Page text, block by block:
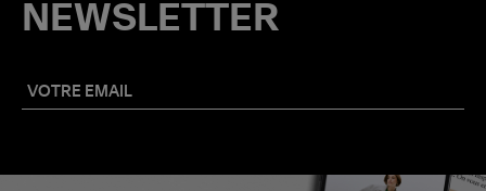
NEWSLETTER